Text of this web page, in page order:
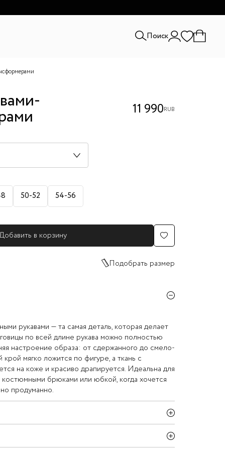
Поиск
11 990RUB
50-52 54-56
в корзину
Подобрать размер
рукавами — та самая деталь, которая делает
по всей длине рукава можно полностью
настроение образа: от сдержанного до смело-
мягко ложится по фигуре, а ткань с
на коже и красиво драпируется. Идеальна для
брюками или юбкой, когда хочется
продуманно.